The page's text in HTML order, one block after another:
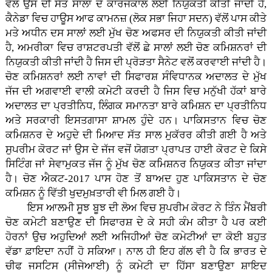
ਵੱਲੋਂ ਉਸ ਦੀ ਸੱਤ ਸਾਲਾਂ ਦੇ ਕਾਰਜਕਾਲ ਲਈ ਨਿਯੁਕਤੀ ਕੀਤੀ ਜਾਂਦੀ ਹੈ,
ਕੈਨੇਡਾ ਵਿਚ ਹਾਊਸ ਆਫ ਕਾਮਨਜ਼ (ਲੋਕ ਸਭਾ ਜਿਹਾ ਸਦਨ) ਵੱਲੋਂ ਪਾਸ ਕੀਤੇ
ਮਤੇ ਅਧੀਨ ਦਸ ਸਾਲਾਂ ਲਈ ਮੁੱਖ ਚੋਣ ਅਫਸਰ ਦੀ ਨਿਯੁਕਤੀ ਕੀਤੀ ਜਾਂਦੀ
ਹੈ, ਅਮਰੀਕਾ ਵਿਚ ਰਾਸ਼ਟਰਪਤੀ ਵੱਲੋਂ ਛੇ ਸਾਲਾਂ ਲਈ ਚੋਣ ਕਮਿਸ਼ਨਰਾਂ ਦੀ
ਨਿਯੁਕਤੀ ਕੀਤੀ ਜਾਂਦੀ ਹੈ ਜਿਸ ਦੀ ਪ੍ਰੋੜਤਾ ਸੈਨੇਟ ਵਲੋਂ ਕਰਵਾਈ ਜਾਂਦੀ ਹੈ।
ਚੋਣ ਕਮਿਸ਼ਨਰਾਂ ਲਈ ਨਾਵਾਂ ਦੀ ਸਿਫਾਰਸ਼ ਸੰਵਿਧਾਨਕ ਅਦਾਲਤ ਦੇ ਮੁੱਖ
ਜੱਜ ਦੀ ਅਗਵਾਈ ਵਾਲੀ ਕਮੇਟੀ ਕਰਦੀ ਹੈ ਜਿਸ ਵਿਚ ਮਨੁੱਖੀ ਹੱਕਾਂ ਬਾਰੇ
ਅਦਾਲਤ ਦਾ ਪ੍ਰਤੀਨਿਧ, ਲਿੰਗਕ ਸਮਾਨਤਾ ਬਾਰੇ ਕਮਿਸ਼ਨ ਦਾ ਪ੍ਰਤੀਨਿਧ
ਅਤੇ ਸਰਕਾਰੀ ਇਸਤਗਾਸਾ ਸ਼ਾਮਲ ਹੁੰਦੇ ਹਨ। ਪਾਕਿਸਤਾਨ ਵਿਚ ਚੋਣ
ਕਮਿਸ਼ਨਰ ਦੇ ਅਹੁਦੇ ਦੀ ਮਿਆਦ ਸੱਤ ਸਾਲ ਮੁਕੱਰਰ ਕੀਤੀ ਗਈ ਹੈ ਅਤੇ
ਸੁਪਰੀਮ ਕੋਰਟ ਜਾਂ ਉਸ ਦੇ ਜੱਜ ਵਜੋਂ ਯੋਗਤਾ ਪ੍ਰਾਪਤ ਹਾਈ ਕੋਰਟ ਦੇ ਕਿਸੇ
ਸਿਟਿੰਗ ਜਾਂ ਸੇਵਾਮੁਕਤ ਜੱਜ ਨੂੰ ਮੁੱਖ ਚੋਣ ਕਮਿਸ਼ਨਰ ਨਿਯੁਕਤ ਕੀਤਾ ਜਾਂਦਾ
ਹੈ। ਚੋਣ ਐਕਟ-2017 ਪਾਸ ਹੋਣ ਤੋਂ ਬਾਅਦ ਹੁਣ ਪਾਕਿਸਤਾਨ ਦੇ ਚੋਣ
ਕਮਿਸ਼ਨ ਨੂੰ ਵਿੱਤੀ ਖੁਦਮੁਖ਼ਤਾਰੀ ਵੀ ਮਿਲ ਗਈ ਹੈ।
ਇਸ ਆਲਮੀ ਸੂਝ ਬੂਝ ਦੀ ਲੋਅ ਵਿਚ ਸੁਪਰੀਮ ਕੋਰਟ ਨੇ ਤਿੰਨ ਮੈਂਬਰੀ
ਚੋਣ ਕਮੇਟੀ ਬਣਾਉਣ ਦੀ ਸਿਫਾਰਸ਼ ਦੇ ਕੇ ਸਹੀ ਕੰਮ ਕੀਤਾ ਹੈ ਪਰ ਕਈ
ਹੋਰਨਾਂ ਉਚ ਅਹੁਦਿਆਂ ਲਈ ਅਜਿਹੀਆਂ ਚੋਣ ਕਮੇਟੀਆਂ ਦਾ ਕੋਈ ਬਹੁਤ
ਵੱਡਾ ਫ਼ਾਇਦਾ ਨਹੀਂ ਹੋ ਸਕਿਆ। ਨਾਲ ਹੀ ਇਹ ਗੱਲ ਵੀ ਹੈ ਕਿ ਭਾਰਤ ਦੇ
ਚੀਫ ਜਸਟਿਸ (ਸੀਜੇਆਈ) ਨੂੰ ਕਮੇਟੀ ਦਾ ਹਿੱਸਾ ਬਣਾਉਣਾ ਸ਼ਾਇਦ